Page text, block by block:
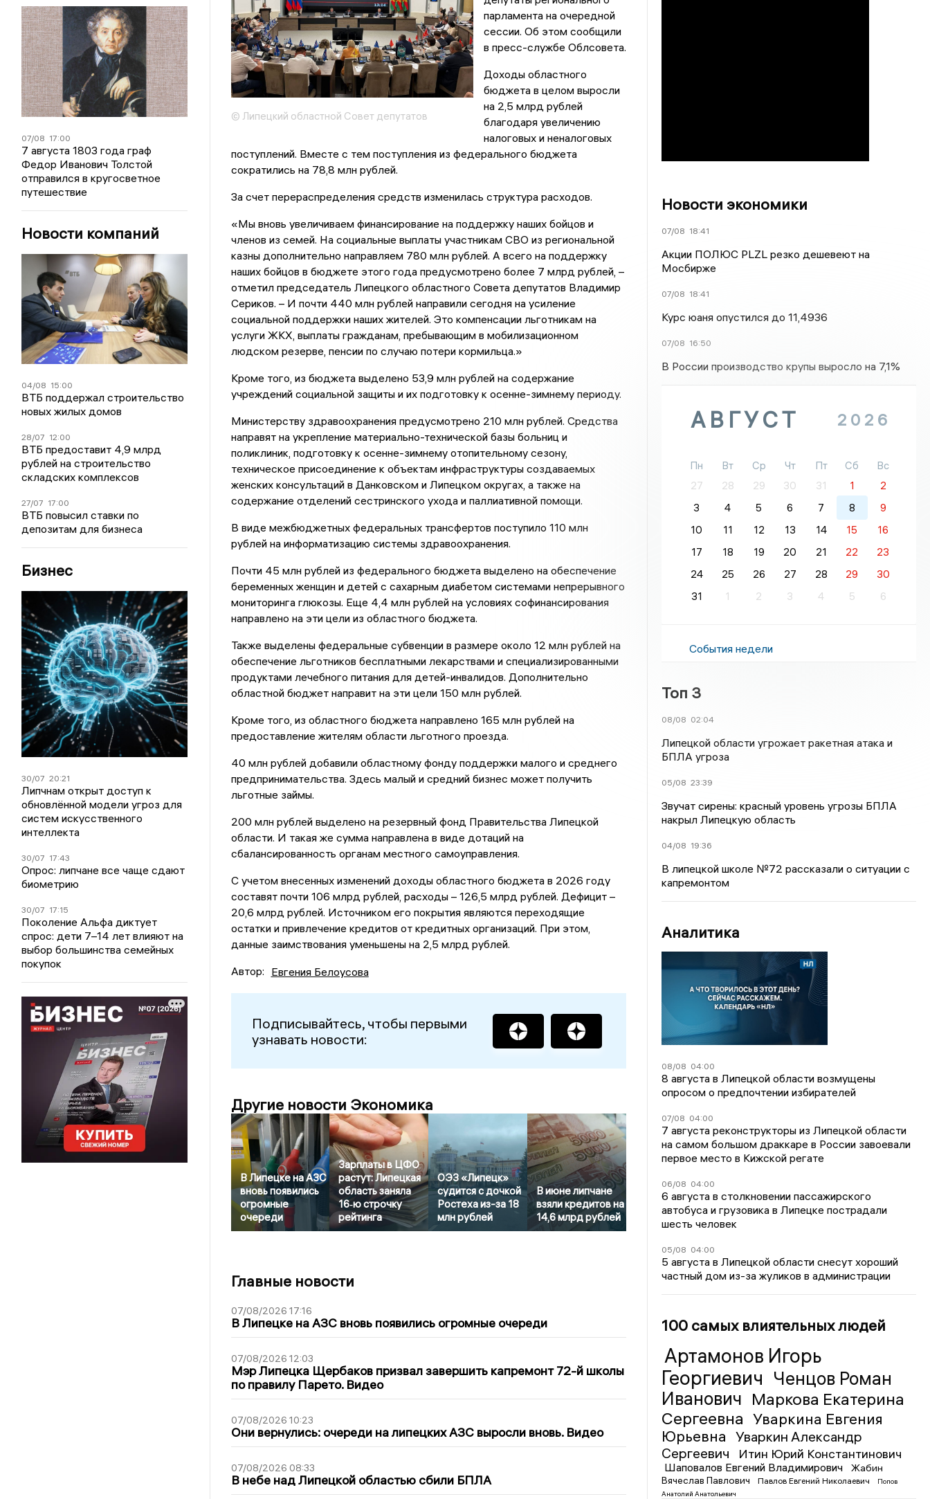
07/08 17:00
7 августа 1803 года граф
Федор Иванович Толстой
отправился в кругосветное
путешествие
Новости компаний
04/08 15:00
ВТБ поддержал строительство
новых жилых домов
28/07 12:00
ВТБ предоставит 4,9 млрд
рублей на строительство
складских комплексов
27/07 17:00
ВТБ повысил ставки по
депозитам для бизнеса
Бизнес
30/07 20:21
Липчнам открыт доступ к
обновлённой модели угроз для
систем искусственного
интеллекта
30/07 17:43
Опрос: липчане все чаще сдают
биометрию
30/07 17:15
Поколение Альфа диктует
спрос: дети 7–14 лет влияют на
выбор большинства семейных
покупок
© Липецкий областной Совет депутатов
парламента на очередной
сессии. Об этом сообщили
в пресс-службе Облсовета.
Доходы областного
бюджета в целом выросли
на 2,5 млрд рублей
благодаря увеличению
налоговых и неналоговых
поступлений. Вместе с тем поступления из федерального бюджета
сократились на 78,8 млн рублей.
За счет перераспределения средств изменилась структура расходов.
«Мы вновь увеличиваем финансирование на поддержку наших бойцов и
членов из семей. На социальные выплаты участникам СВО из региональной
казны дополнительно направляем 780 млн рублей. А всего на поддержку
наших бойцов в бюджете этого года предусмотрено более 7 млрд рублей, –
отметил председатель Липецкого областного Совета депутатов Владимир
Сериков. – И почти 440 млн рублей направили сегодня на усиление
социальной поддержки наших жителей. Это компенсации льготникам на
услуги ЖКХ, выплаты гражданам, пребывающим в мобилизационном
людском резерве, пенсии по случаю потери кормильца.»
Кроме того, из бюджета выделено 53,9 млн рублей на содержание
учреждений социальной защиты и их подготовку к осенне-зимнему периоду.
Министерству здравоохранения предусмотрено 210 млн рублей. Средства
направят на укрепление материально-технической базы больниц и
поликлиник, подготовку к осенне-зимнему отопительному сезону,
техническое присоединение к объектам инфраструктуры создаваемых
женских консультаций в Данковском и Липецком округах, а также на
содержание отделений сестринского ухода и паллиативной помощи.
В виде межбюджетных федеральных трансфертов поступило 110 млн
рублей на информатизацию системы здравоохранения.
Почти 45 млн рублей из федерального бюджета выделено на обеспечение
беременных женщин и детей с сахарным диабетом системами непрерывного
мониторинга глюкозы. Еще 4,4 млн рублей на условиях софинансирования
направлено на эти цели из областного бюджета.
Также выделены федеральные субвенции в размере около 12 млн рублей на
обеспечение льготников бесплатными лекарствами и специализированными
продуктами лечебного питания для детей-инвалидов. Дополнительно
областной бюджет направит на эти цели 150 млн рублей.
Кроме того, из областного бюджета направлено 165 млн рублей на
предоставление жителям области льготного проезда.
40 млн рублей добавили областному фонду поддержки малого и среднего
предпринимательства. Здесь малый и средний бизнес может получить
льготные займы.
200 млн рублей выделено на резервный фонд Правительства Липецкой
области. И такая же сумма направлена в виде дотаций на
сбалансированность органам местного самоуправления.
С учетом внесенных изменений доходы областного бюджета в 2026 году
составят почти 106 млрд рублей, расходы – 126,5 млрд рублей. Дефицит –
20,6 млрд рублей. Источником его покрытия являются переходящие
остатки и привлечение кредитов от кредитных организаций. При этом,
данные заимствования уменьшены на 2,5 млрд рублей.
Автор: Евгения Белоусова
Подписывайтесь, чтобы первыми
узнавать новости:
Другие новости Экономика
В Липецке на АЗС
вновь появились
огромные
очереди
Зарплаты в ЦФО
растут: Липецкая
область заняла
16‑ю строчку
рейтинга
ОЭЗ «Липецк»
судится с дочкой
Ростеха из-за 18
млн рублей
В июне липчане
взяли кредитов на
14,6 млрд рублей
Главные новости
07/08/2026 17:16
В Липецке на АЗС вновь появились огромные очереди
07/08/2026 12:03
Мэр Липецка Щербаков призвал завершить капремонт 72-й школы
по правилу Парето. Видео
07/08/2026 10:23
Они вернулись: очереди на липецких АЗС выросли вновь. Видео
07/08/2026 08:33
В небе над Липецкой областью сбили БПЛА
Новости экономики
07/08 18:41
Акции ПОЛЮС PLZL резко дешевеют на
Мосбирже
07/08 18:41
Курс юаня опустился до 11,4936
07/08 16:50
В России производство крупы выросло на 7,1%
АВГУСТ 2026
Пн Вт Ср Чт Пт Сб
Вс
27
28 29 30 31 1
2
3
4 5 6 7 8
9
10
11 12 13 14 15
16
17
18 19 20 21 22
23
24
25 26 27 28 29
30
31
1 2 3 4 5 6
События недели
Топ 3
08/08 02:04
Липецкой области угрожает ракетная атака и
БПЛА угроза
05/08 23:39
Звучат сирены: красный уровень угрозы БПЛА
накрыл Липецкую область
04/08 19:36
В липецкой школе №72 рассказали о ситуации с
капремонтом
Аналитика
08/08 04:00
8 августа в Липецкой области возмущены
опросом о предпочтении избирателей
07/08 04:00
7 августа реконструкторы из Липецкой области
на самом большом драккаре в России завоевали
первое место в Кижской регате
06/08 04:00
6 августа в столкновении пассажирского
автобуса и грузовика в Липецке пострадали
шесть человек
05/08 04:00
5 августа в Липецкой области снесут хороший
частный дом из-за жуликов в администрации
100 самых влиятельных людей
Артамонов Игорь
Георгиевич Ченцов Роман
Иванович Маркова Екатерина
Сергеевна Уваркина Евгения
Юрьевна
Уваркин Александр
Сергеевич
Итин Юрий Константинович
Шаповалов Евгений Владимирович
Жабин
Вячеслав Павлович
Павлов Евгений Николаевич
Попов
Анатолий Анатольевич